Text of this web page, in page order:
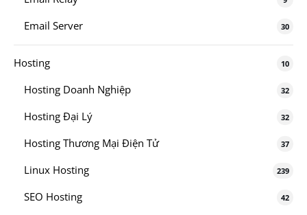
Email Server 30
Hosting 10
Hosting Doanh Nghiệp 32
Hosting Đại Lý 32
Hosting Thương Mại Điện Tử 37
Linux Hosting 239
SEO Hosting 42